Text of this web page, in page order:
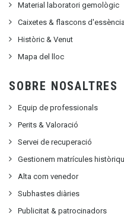
Material laboratori gemològic
Caixetes & flascons d'essència
Històric & Venut
Mapa del lloc
SOBRE NOSALTRES
Equip de professionals
Perits & Valoració
Servei de recuperació
Gestionem matrícules
Alta com venedor
Subhastes diàries
Publicitat & patrocinadors